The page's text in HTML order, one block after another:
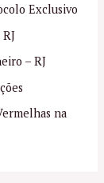
Exclusivo
– RJ
na